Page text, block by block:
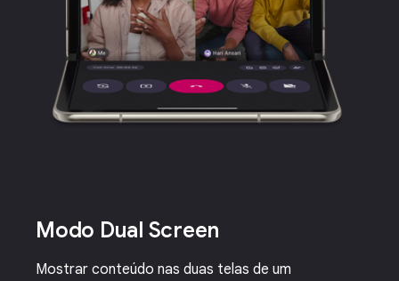
Modo Dual Screen
Mostrar conteúdo nas duas telas de um